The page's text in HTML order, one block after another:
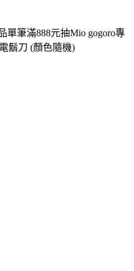
單筆滿888元抽Mio gogoro專
鬍刀 (顏色隨機)